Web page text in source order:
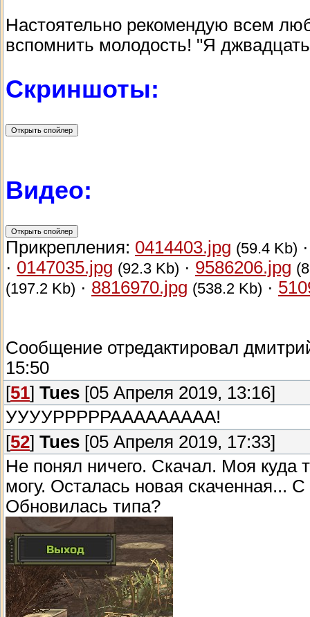
Настоятельно рекомендую всем
вспомнить молодость! "Я
Скриншоты:
Видео:
Прикрепления: 0414403.jpg (59.4 Kb)
· 0147035.jpg (92.3 Kb) · 9586206.jpg
(197.2 Kb) · 8816970.jpg (538.2 Kb) ·
Сообщение отредактировал
15:50
[51] Tues [05 Апреля 2019, 13:16]
УУУУРРРРРААААААААА!
[52] Tues [05 Апреля 2019, 17:33]
Не понял ничего. Скачал. Моя куда
могу. Осталась новая скаченная...
Обновилась типа?